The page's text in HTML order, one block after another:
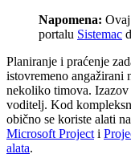
Napomena:
portalu Sistemac
Planiranje i praćenje
istovremeno angažirani
nekoliko timova. Izazov
voditelj. Kod
obično se koriste alati
Microsoft Project i
alata.